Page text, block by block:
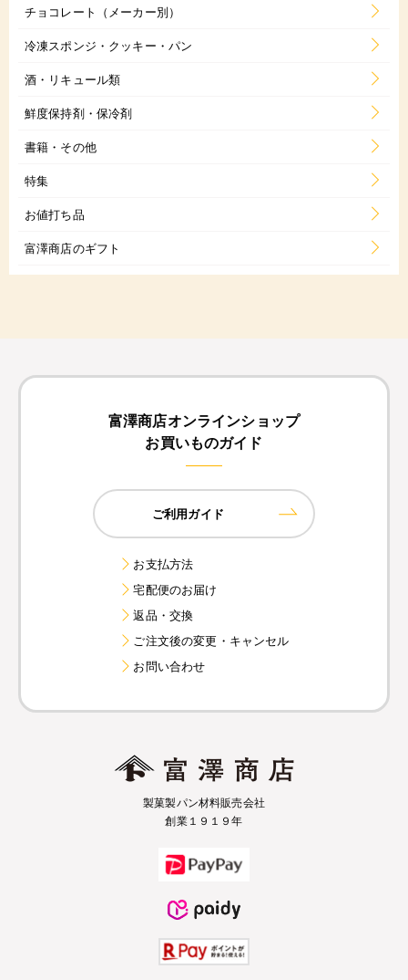
チョコレート（メーカー別）
冷凍スポンジ・クッキー・パン
酒・リキュール類
鮮度保持剤・保冷剤
書籍・その他
特集
お値打ち品
富澤商店のギフト
富澤商店オンラインショップ
お買いものガイド
ご利用ガイド
お支払方法
宅配便のお届け
返品・交換
ご注文後の変更・キャンセル
お問い合わせ
製菓製パン材料販売会社
創業１９１９年